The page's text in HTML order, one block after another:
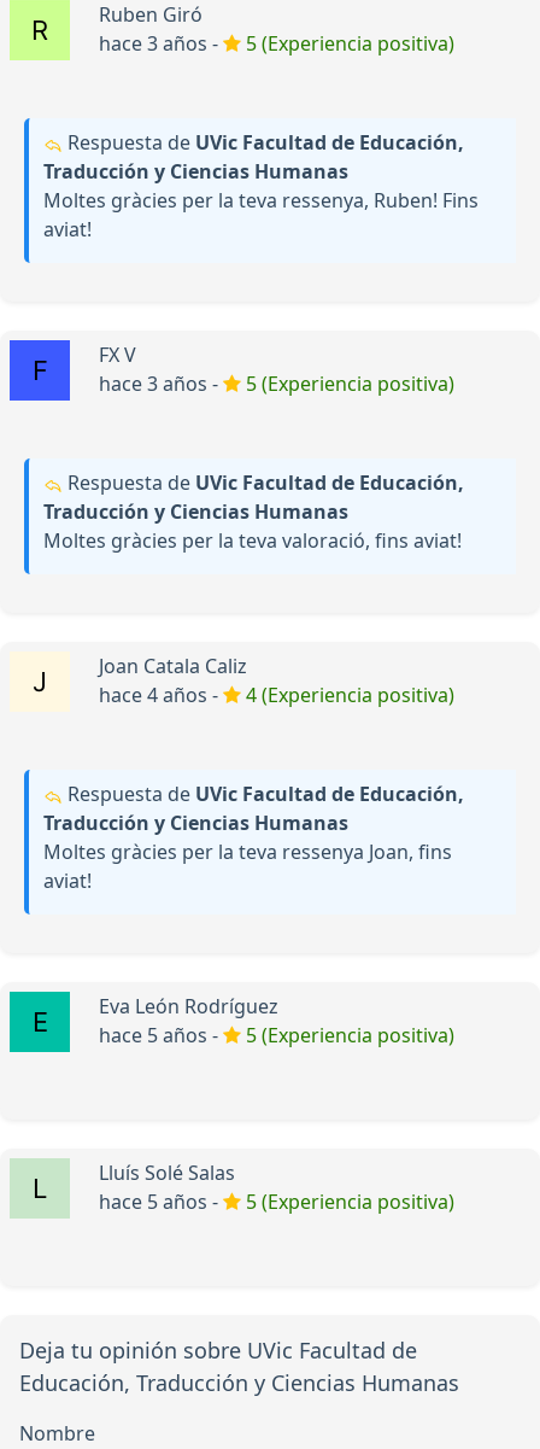
Ruben Giró
hace 3 años -
5 (Experiencia positiva)
Respuesta de UVic Facultad de Educación,
Traducción y Ciencias Humanas
Moltes gràcies per la teva ressenya, Ruben! Fins
aviat!
FX V
hace 3 años -
5 (Experiencia positiva)
Respuesta de UVic Facultad de Educación,
Traducción y Ciencias Humanas
Moltes gràcies per la teva valoració, fins aviat!
Joan Catala Caliz
hace 4 años -
4 (Experiencia positiva)
Respuesta de UVic Facultad de Educación,
Traducción y Ciencias Humanas
Moltes gràcies per la teva ressenya Joan, fins
aviat!
Eva León Rodríguez
hace 5 años -
5 (Experiencia positiva)
Lluís Solé Salas
hace 5 años -
5 (Experiencia positiva)
Deja tu opinión sobre UVic Facultad de
Educación, Traducción y Ciencias Humanas
Nombre